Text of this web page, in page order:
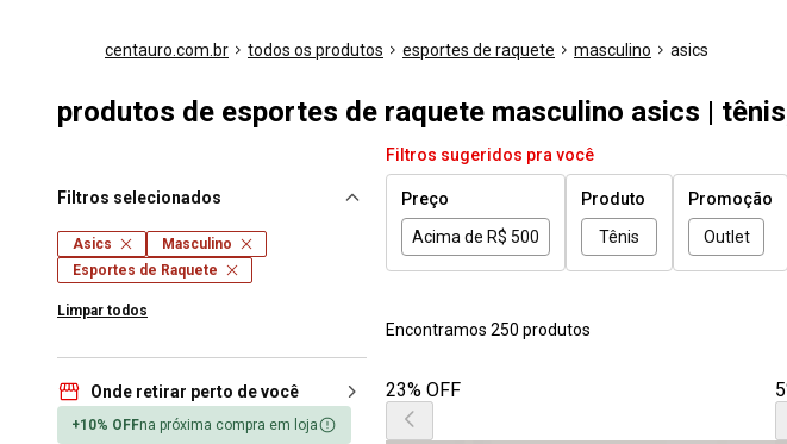
centauro.com.br todos os produtos esportes de raquete masculino asics
produtos de esportes de raquete masculino asics |
Filtros selecionados
Asics
Masculino
Esportes de Raquete
Limpar todos
Onde retirar perto de você
+10% OFFna próxima compra em loja
Filtros sugeridos pra você
Preço
Acima de R$ 500
Produto
Tênis
Promoção
Outlet
Encontramos 250 produtos
23% OFF